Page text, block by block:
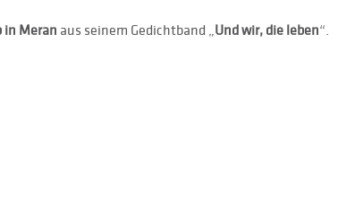
in Meran aus seinem Gedichtband „Und wir, die leben“.